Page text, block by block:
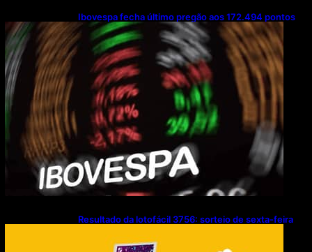
Ibovespa fecha último pregão aos 172.494 pontos
Resultado da lotofácil 3756: sorteio de sexta-feira